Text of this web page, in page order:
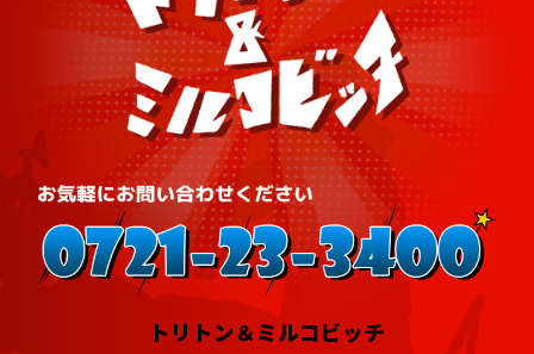
トリトン＆ミルコビッチ